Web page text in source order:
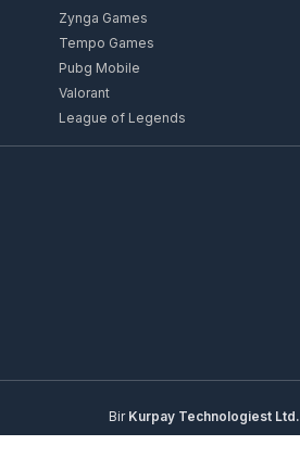
Zynga Games
Tempo Games
Pubg Mobile
Valorant
League of Legends
Bir Kurpay Technologiest Ltd.